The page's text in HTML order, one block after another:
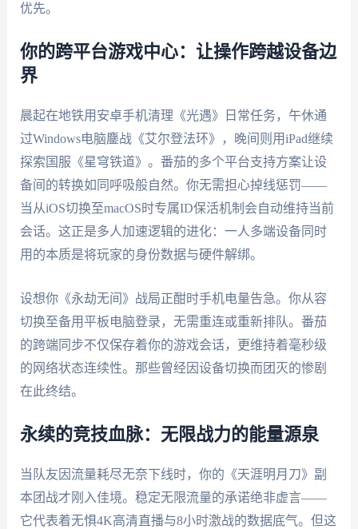
优先。
你的跨平台游戏中心：让操作跨越设备边
界
晨起在地铁用安卓手机清理《光遇》日常任务，午休通
过Windows电脑鏖战《艾尔登法环》，晚间则用iPad继续
探索国服《星穹铁道》。番茄的多个平台支持方案让设
备间的转换如同呼吸般自然。你无需担心掉线惩罚——
当从iOS切换至macOS时专属ID保活机制会自动维持当前
会话。这正是多人加速逻辑的进化：一人多端设备同时
用的本质是将玩家的身份数据与硬件解绑。
设想你《永劫无间》战局正酣时手机电量告急。你从容
切换至备用平板电脑登录，无需重连或重新排队。番茄
的跨端同步不仅保存着你的游戏会话，更维持着毫秒级
的网络状态连续性。那些曾经因设备切换而团灭的惨剧
在此终结。
永续的竞技血脉：无限战力的能量源泉
当队友因流量耗尽无奈下线时，你的《天涯明月刀》副
本团战才刚入佳境。稳定无限流量的承诺绝非虚言——
它代表着无惧4K高清直播与8小时激战的数据底气。但这